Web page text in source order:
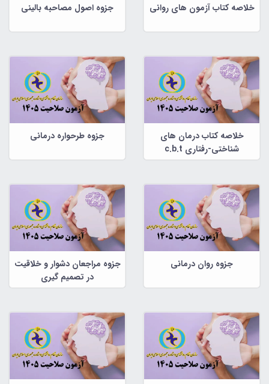
خلاصه کتاب آزمون های روانی جزوه اصول مصاحبه بالینی
خلاصه کتاب درمان های
شناختی-رفتاری c.b.t
جزوه طرحواره درمانی
جزوه روان درمانی
جزوه مراجعان دشوار و خلاقیت
در تصمیم گیری